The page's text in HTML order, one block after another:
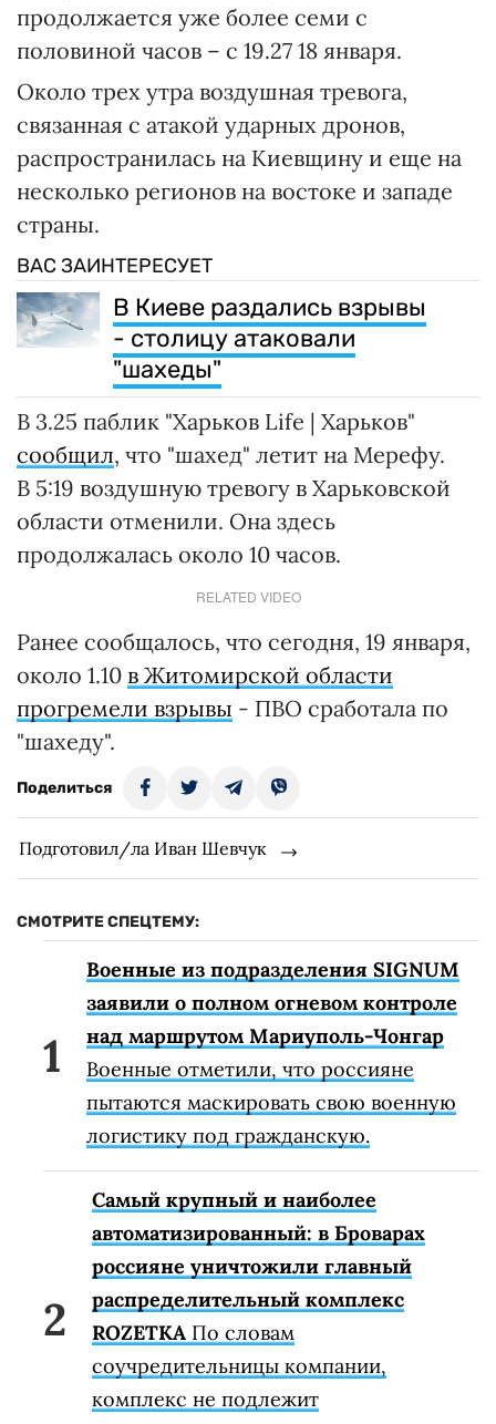
продолжается уже более семи с
половиной часов – с 19.27 18 января.
Около трех утра воздушная тревога,
связанная с атакой ударных дронов,
распространилась на Киевщину и еще на
несколько регионов на востоке и западе
страны.
ВАС ЗАИНТЕРЕСУЕТ
В Киеве раздались взрывы
- столицу атаковали
"шахеды"
В 3.25 паблик "Харьков Life | Харьков"
сообщил, что "шахед" летит на Мерефу.
В 5:19 воздушную тревогу в Харьковской
области отменили. Она здесь
продолжалась около 10 часов.
RELATED VIDEO
Ранее сообщалось, что сегодня, 19 января,
около 1.10 в Житомирской области
прогремели взрывы - ПВО сработала по
"шахеду".
Поделиться
Подготовил/ла Иван Шевчук
СМОТРИТЕ СПЕЦТЕМУ:
Военные из подразделения SIGNUM
заявили о полном огневом контроле
над маршрутом Мариуполь-Чонгар
Военные отметили, что россияне
пытаются маскировать свою военную
логистику под гражданскую.
Самый крупный и наиболее
автоматизированный: в Броварах
россияне уничтожили главный
распределительный комплекс
ROZETKA По словам
соучредительницы компании,
комплекс не подлежит